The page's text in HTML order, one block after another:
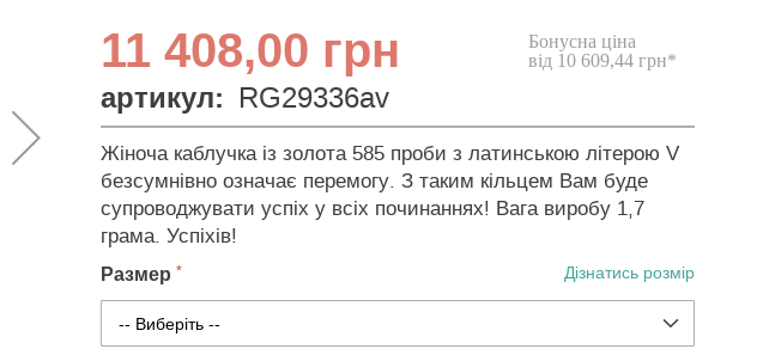
11 408,00 грн
Бонусна ціна
від 10 609,44 грн*
артикул: RG29336av
Жіноча каблучка із золота 585 проби з латинською літерою V
безсумнівно означає перемогу. З таким кільцем Вам буде
супроводжувати успіх у всіх починаннях! Вага виробу 1,7
грама. Успіхів!
Размер Дізнатись розмір